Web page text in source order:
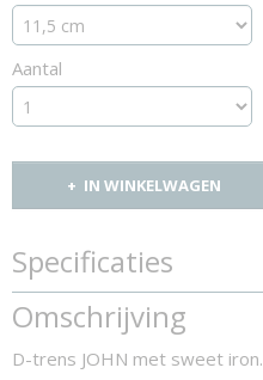
Aantal
IN WINKELWAGEN
Specificaties
Productcode
1158-10405
Omschrijving
D-trens JOHN met sweet iron.